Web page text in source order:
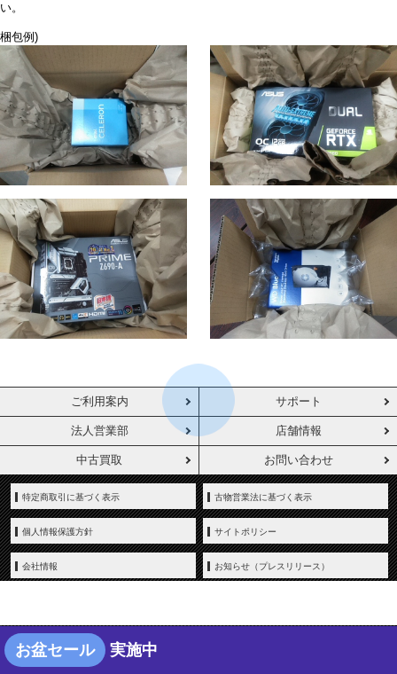
い。
梱包例)
ご利用案内 サポート
法人営業部 店舗情報
中古買取 お問い合わせ
特定商取引に基づく表示 古物営業法に基づく表示
個人情報保護方針 サイトポリシー
会社情報 お知らせ（プレスリリース）
Copyright © YAMADA-DENKI Co., Ltd. All rights reserved.
お盆セール 実施中